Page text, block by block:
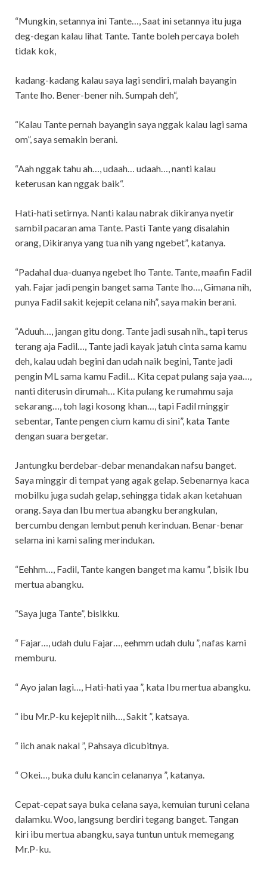
“Mungkin, setannya ini Tante…, Saat ini setannya itu juga
deg-degan kalau lihat Tante. Tante boleh percaya boleh
tidak kok,
kadang-kadang kalau saya lagi sendiri, malah bayangin
Tante lho. Bener-bener nih. Sumpah deh“,
“Kalau Tante pernah bayangin saya nggak kalau lagi sama
om”, saya semakin berani.
“Aah nggak tahu ah…, udaah… udaah…, nanti kalau
keterusan kan nggak baik“.
Hati-hati setirnya. Nanti kalau nabrak dikiranya nyetir
sambil pacaran ama Tante. Pasti Tante yang disalahin
orang, Dikiranya yang tua nih yang ngebet”, katanya.
“Padahal dua-duanya ngebet lho Tante. Tante, maafin Fadil
yah. Fajar jadi pengin banget sama Tante lho…, Gimana nih,
punya Fadil sakit kejepit celana nih”, saya makin berani.
“Aduuh…, jangan gitu dong. Tante jadi susah nih., tapi terus
terang aja Fadil…, Tante jadi kayak jatuh cinta sama kamu
deh, kalau udah begini dan udah naik begini, Tante jadi
pengin ML sama kamu Fadil… Kita cepat pulang saja yaa…,
nanti diterusin dirumah… Kita pulang ke rumahmu saja
sekarang…, toh lagi kosong khan…, tapi Fadil minggir
sebentar, Tante pengen cium kamu di sini”, kata Tante
dengan suara bergetar.
Jantungku berdebar-debar menandakan nafsu banget.
Saya minggir di tempat yang agak gelap. Sebenarnya kaca
mobilku juga sudah gelap, sehingga tidak akan ketahuan
orang. Saya dan Ibu mertua abangku berangkulan,
bercumbu dengan lembut penuh kerinduan. Benar-benar
selama ini kami saling merindukan.
“Eehhm…, Fadil, Tante kangen banget ma kamu ”, bisik Ibu
mertua abangku.
“Saya juga Tante”, bisikku.
“ Fajar…, udah dulu Fajar…, eehmm udah dulu ”, nafas kami
memburu.
“ Ayo jalan lagi…, Hati-hati yaa ”, kata Ibu mertua abangku.
“ ibu Mr.P-ku kejepit niih…, Sakit ”, katsaya.
“ iich anak nakal ”, Pahsaya dicubitnya.
“ Okei…, buka dulu kancin celananya ”, katanya.
Cepat-cepat saya buka celana saya, kemuian turuni celana
dalamku. Woo, langsung berdiri tegang banget. Tangan
kiri ibu mertua abangku, saya tuntun untuk memegang
Mr.P-ku.